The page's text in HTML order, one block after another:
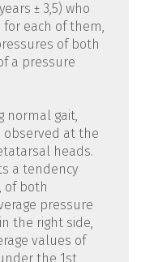
± 3,5) who
each of them,
of both
a pressure
normal gait,
observed at the
heads.
a tendency
of both
pressure
the right side,
values of
the 1st